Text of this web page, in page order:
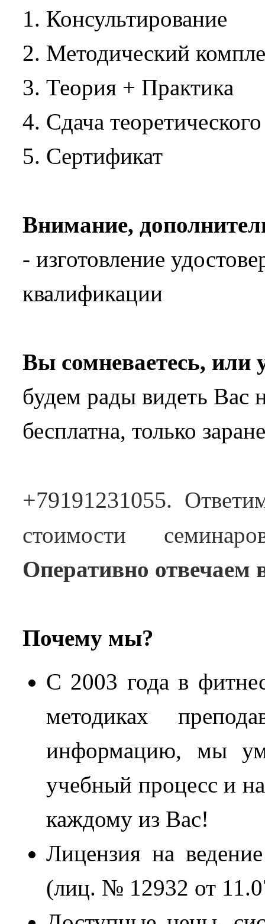
1. Консультирование
2. Методический
3. Теория + Практика
4. Сдача
5. Сертификат
Внимание,
- изготовление
квалификации
Вы сомневаетесь, или
будем рады видеть Вас
бесплатна, только
+79191231055.
стоимости
Оперативно отвечаем
Почему мы?
С 2003 года в
методиках
информацию, мы
учебный процесс и
каждому из Вас!
Лицензия на
(лиц. № 12932 от